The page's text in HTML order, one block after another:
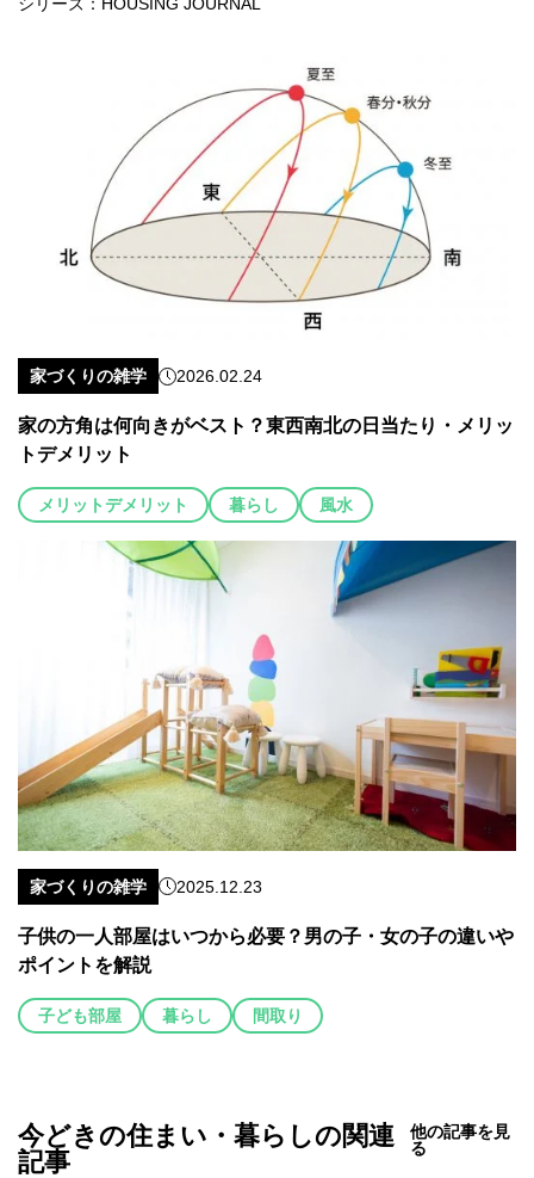
家づくりの雑学 2026.02.24
家の方角は何向きがベスト？東西南北の日当たり・メリッ
トデメリット
メリットデメリット 暮らし 風水
家づくりの雑学 2025.12.23
子供の一人部屋はいつから必要？男の子・女の子の違いや
ポイントを解説
子ども部屋 暮らし 間取り
今どきの住まい・暮らしの関連
記事
他の記事を見
る